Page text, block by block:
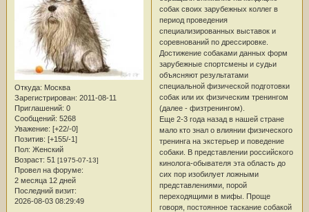
Откуда: Москва
Зарегистрирован: 2011-08-11
Приглашений: 0
Сообщений: 5268
Уважение: [+22/-0]
Позитив: [+155/-1]
Пол: Женский
Возраст: 51 [1975-07-13]
Провел на форуме:
2 месяца 12 дней
Последний визит:
2026-08-03 08:29:49
собак своих зарубежных коллег в
период проведения
специализированных выставок и
соревнований по дрессировке.
Достижение собаками данных форм
зарубежные спортсмены и судьи
объясняют результатами
специальной физической подготовки
собак или их физическим тренингом
(далее - физтренингом).
Еще 2-3 года назад в нашей стране
мало кто знал о влиянии физического
тренинга на экстерьер и поведение
собаки. В представлении российского
кинолога-обывателя эта область до
сих пор изобилует ложными
представлениями, порой
переходящими в мифы. Проще
говоря, постоянное таскание собакой